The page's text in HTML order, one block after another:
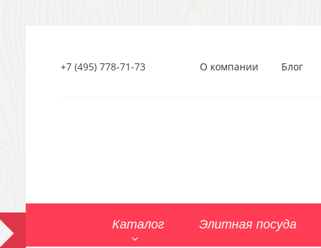
+7 (495) 778-71-73 О компании Блог
Каталог Элитная посуда